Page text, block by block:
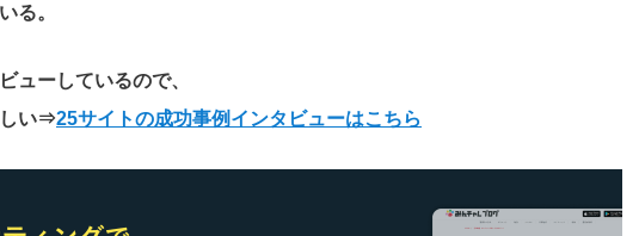
る。
ューしているので、
い⇒25サイトの成功事例インタビューはこちら